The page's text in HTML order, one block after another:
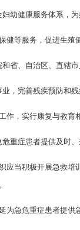
幼健康服务体系，
健等服务，促进生殖
省、自治区、直辖
，完善残疾预防和
作，实行康复与教育
重症患者提供及时
应当积极开展急救
为急危重症患者提供